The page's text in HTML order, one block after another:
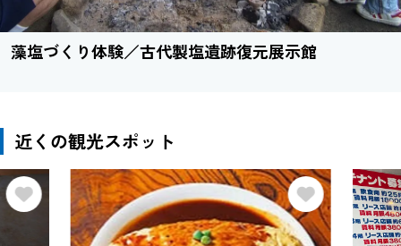
藻塩づくり体験／古代製塩遺跡復元展示館
近くの観光スポット